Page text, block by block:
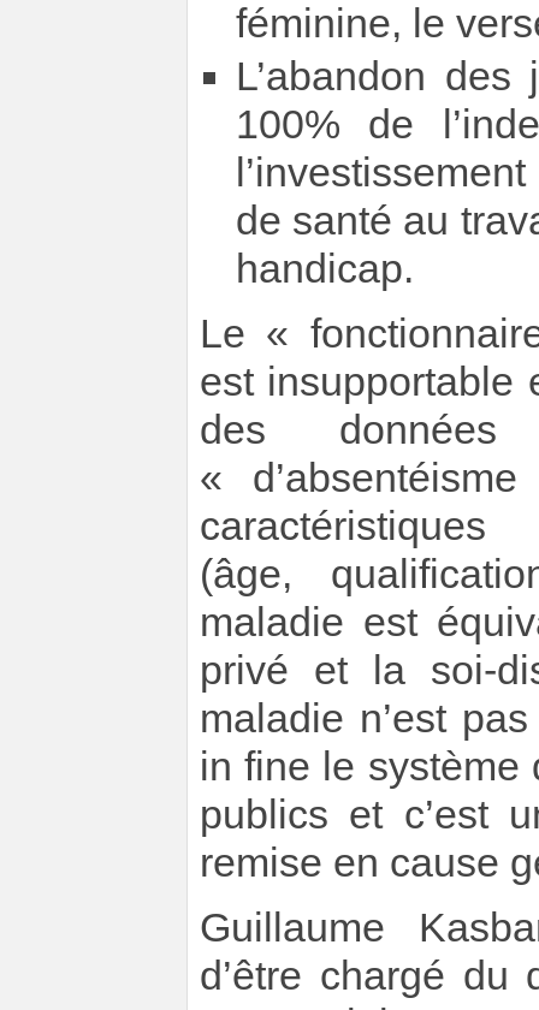
féminine, le
L’abandon
100% de
de santé au
handicap.
Le «
est insupportable
des
«
caractéristiques
(âge,
maladie est
privé et la soi-
maladie n’est
in fine le système
publics et c’est
remise en cause
Guillaume
d’être chargé du